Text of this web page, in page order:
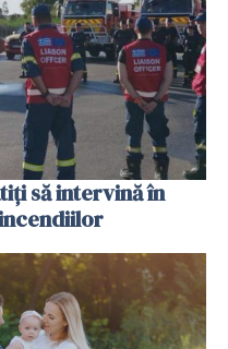
să intervină în